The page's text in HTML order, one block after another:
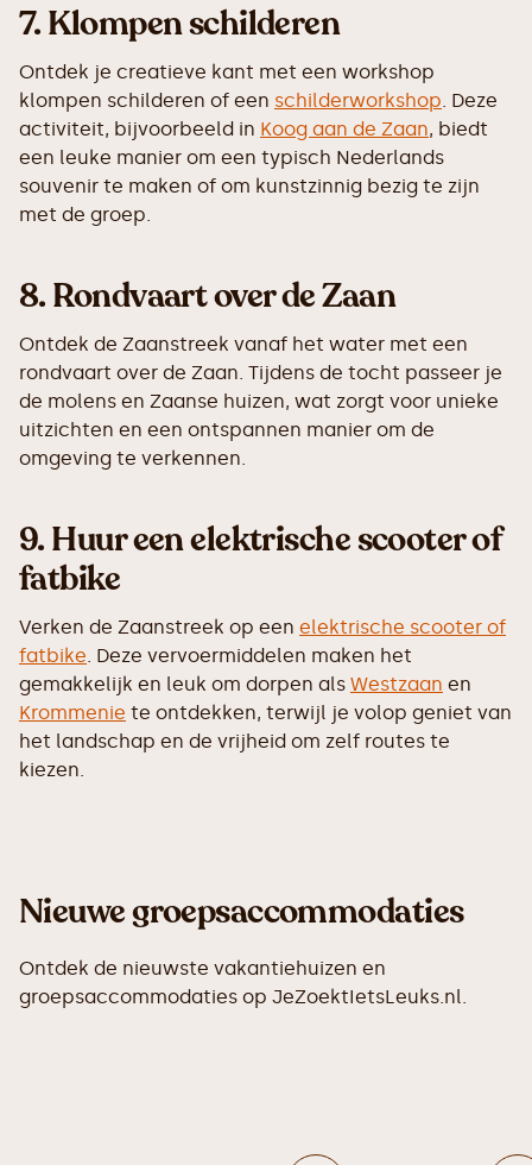
7.Klompen schilderen
Ontdek je creatieve kant met een workshop
klompen schilderen of een schilderworkshop. Deze
activiteit, bijvoorbeeld in Koog aan de Zaan, biedt
een leuke manier om een typisch Nederlands
souvenir te maken of om kunstzinnig bezig te zijn
met de groep.
8.Rondvaart over de Zaan
Ontdek de Zaanstreek vanaf het water met een
rondvaart over de Zaan. Tijdens de tocht passeer je
de molens en Zaanse huizen, wat zorgt voor unieke
uitzichten en een ontspannen manier om de
omgeving te verkennen.
9.Huur een elektrische scooter of
fatbike
Verken de Zaanstreek op een elektrische scooter of
fatbike. Deze vervoermiddelen maken het
gemakkelijk en leuk om dorpen als Westzaan en
Krommenie te ontdekken, terwijl je volop geniet van
het landschap en de vrijheid om zelf routes te
kiezen.
Nieuwe groepsaccommodaties
Ontdek de nieuwste vakantiehuizen en
groepsaccommodaties op JeZoektIetsLeuks.nl.